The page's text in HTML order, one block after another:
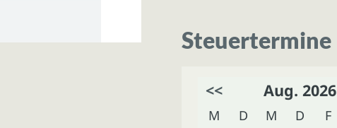
Steuertermine
<< Aug. 2026
M D M D F